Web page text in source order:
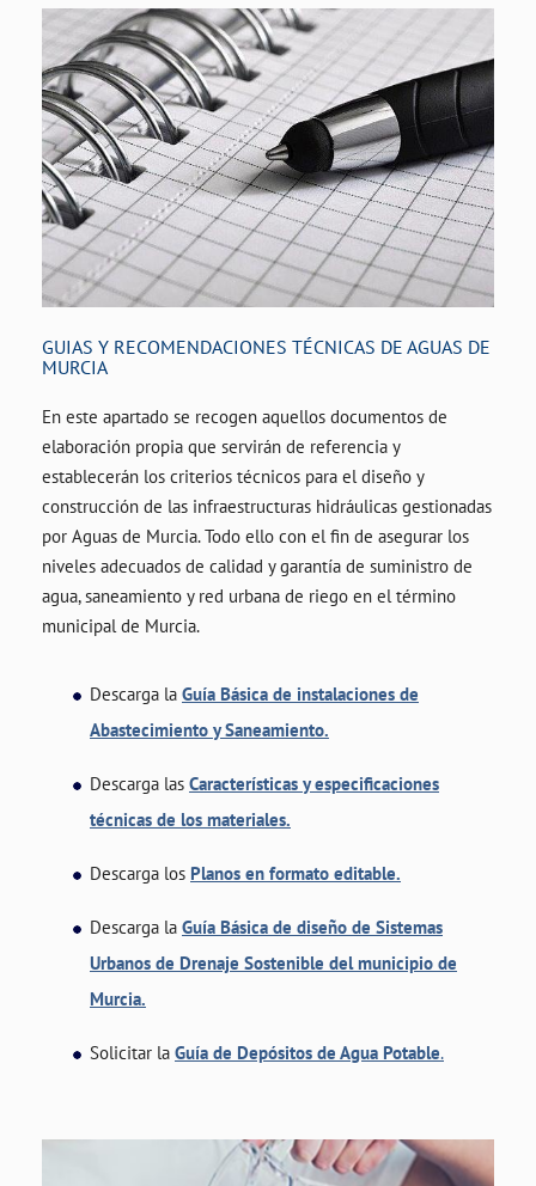
GUIAS Y RECOMENDACIONES TÉCNICAS DE AGUAS DE
MURCIA
En este apartado se recogen aquellos documentos de
elaboración propia que servirán de referencia y
establecerán los criterios técnicos para el diseño y
construcción de las infraestructuras hidráulicas gestionadas
por Aguas de Murcia. Todo ello con el fin de asegurar los
niveles adecuados de calidad y garantía de suministro de
agua, saneamiento y red urbana de riego en el término
municipal de Murcia.
Descarga la Guía Básica de instalaciones de
Abastecimiento y Saneamiento.
Descarga las Características y especificaciones
técnicas de los materiales.
Descarga los Planos en formato editable.
Descarga la Guía Básica de diseño de Sistemas
Urbanos de Drenaje Sostenible del municipio de
Murcia.
Solicitar la Guía de Depósitos de Agua Potable.